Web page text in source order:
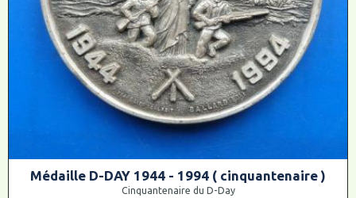
Médaille D-DAY 1944 - 1994 ( cinquantenaire )
Cinquantenaire du D-Day